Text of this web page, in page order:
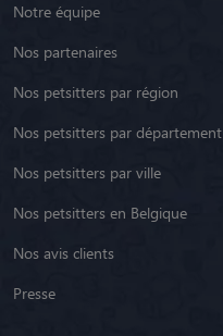
Notre équipe
Nos partenaires
Nos petsitters par région
Nos petsitters par département
Nos petsitters par ville
Nos petsitters en Belgique
Nos avis clients
Presse